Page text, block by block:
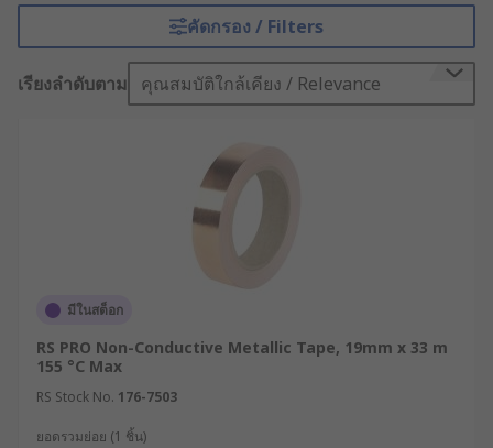
เฉพาะเมื่อต้องเผชิญกับสภาวะความร้อนสะสมสูง หรือ
มีปัญหาคลื่นแม่เหล็กไฟฟ้ารบกวน (EMI/RFI) เทป
โลหะ หรือ Metallic Tape จึงกลายมาเป็นโซลูชันทาง
วิศวกรรมที่ออกแบบมาเพื่อจัดการกับข้อจำกัดเหล่านี้
เทปฟอยล์และเทปโลหะคือ
อะไร ใช้งานแบบไหน ?
แผ่นโลหะรีดเรียบ เคลือบด้วยชั้นกาวประสิทธิภาพสูง
โดดเด่นด้วยคุณสมบัติด้านการนำความร้อน ทนทาน
ต่ออุณหภูมิสุดขั้ว และทนต่อสภาพอากาศที่
เปลี่ยนแปลง ทำให้สามารถประยุกต์ใช้ในสภาพ
แวดล้อมที่สมบุกสมบันได้อย่างมีประสิทธิภาพ
คัดกรอง / Filters
เรียงลำดับตาม คุณสมบัติใกล้เคียง / Relevance
มีในสต็อก
RS PRO Non-Conductive Metallic Tape, 19mm x 33 m
155 °C Max
RS Stock No. 176-7503
ยอดรวมย่อย (1 ชิ้น)